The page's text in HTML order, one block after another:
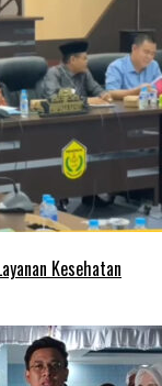
Kesehatan